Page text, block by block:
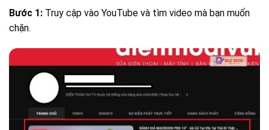
Bước 1: Truy cập vào YouTube và tìm video mà bạn muốn
chặn.